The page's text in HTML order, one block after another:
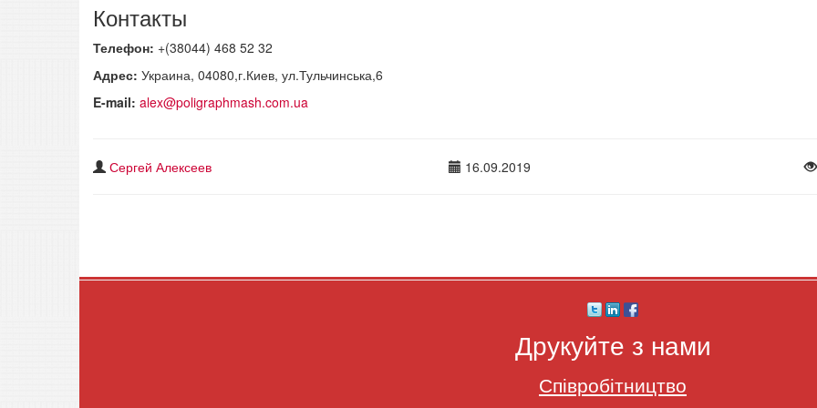
Контакты
Телефон: +(38044) 468 52 32
Адрес: Украина, 04080,г.Киев, ул.Тульчинська,6
E-mail: alex@poligraphmash.com.ua
Сергей Алексеев 16.09.2019
Друкуйте з нами
Співробітництво